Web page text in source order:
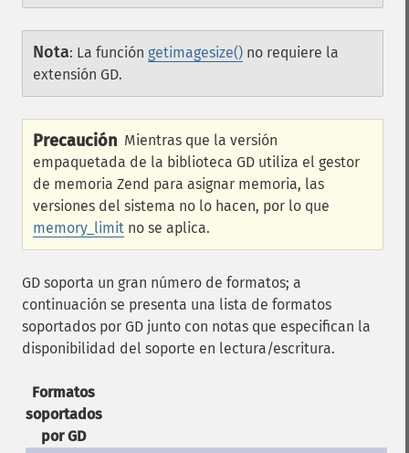
Nota: La función getimagesize() no requiere la
extensión GD.
Precaución Mientras que la versión
empaquetada de la biblioteca GD utiliza el gestor
de memoria Zend para asignar memoria, las
versiones del sistema no lo hacen, por lo que
memory_limit no se aplica.
GD soporta un gran número de formatos; a
continuación se presenta una lista de formatos
soportados por GD junto con notas que especifican la
disponibilidad del soporte en lectura/escritura.
Formatos
soportados
por GD